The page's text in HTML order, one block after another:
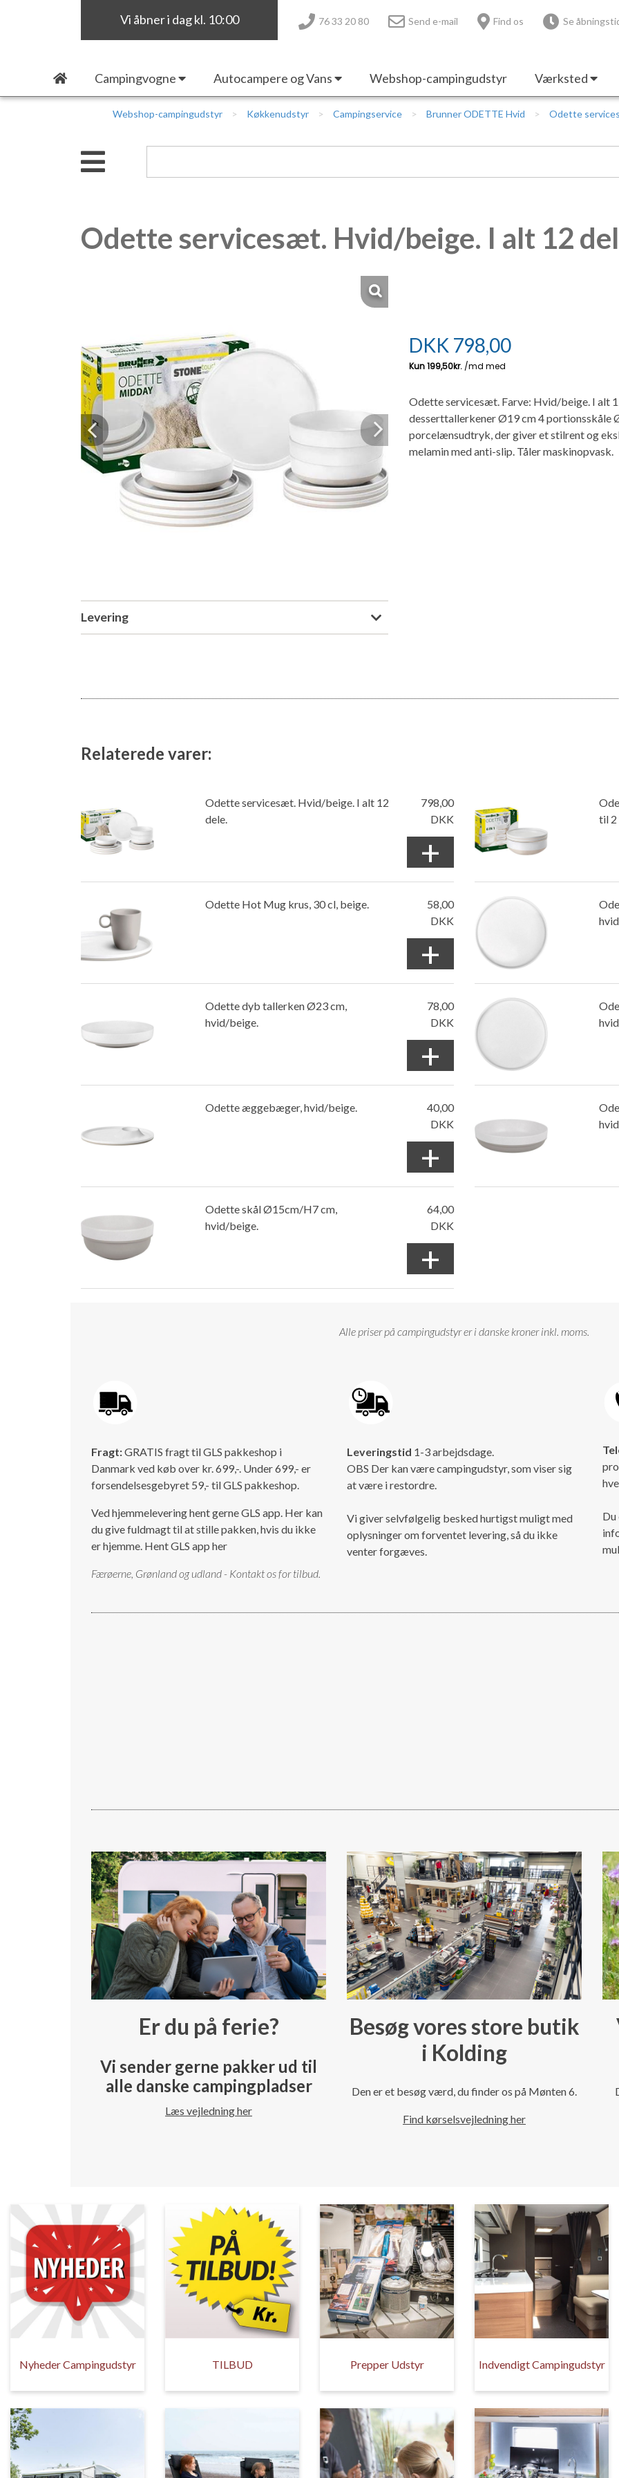
Vi åbner i dag kl. 10:00 76 33 20 80 Send e-mail Find os Se
Campingvogne Autocampere og Vans Webshop-campingudstyr Værksted
Webshop-campingudstyr Køkkenudstyr Campingservice Brunner ODETTE Hvid Odette
Odette servicesæt. Hvid/beige. I alt 12
Previous Next
Levering
DKK 798,00
Odette servicesæt. Farve: Hvid/beige. I alt
desserttallerkener Ø19 cm 4 portionsskåle
porcelænsudtryk, der giver et stilrent og
melamin med anti-slip. Tåler maskinopvask.
Relaterede varer:
Odette servicesæt. Hvid/beige. I alt 12
dele.
798,00
DKK
+
til 2
Odette Hot Mug krus, 30 cl, beige.
58,00
DKK
+
Odette dyb tallerken Ø23 cm,
hvid/beige.
78,00
DKK
+
Odette æggebæger, hvid/beige.
40,00
DKK
+
Odette skål Ø15cm/H7 cm,
hvid/beige.
64,00
DKK
+
Alle priser på campingudstyr er i danske kroner inkl. moms.
Fragt:GRATIS fragt til GLS pakkeshop i
Danmark ved køb over kr. 699,-. Under 699,- er
forsendelsesgebyret 59,- til GLS pakkeshop.
Ved hjemmelevering hent gerne GLS app. Her kan
du give fuldmagt til at stille pakken, hvis du ikke
er hjemme. Hent GLS app her
Færøerne, Grønland og udland - Kontakt os for tilbud.
Leveringstid 1-3 arbejdsdage.
OBS Der kan være campingudstyr, som viser sig
at være i restordre.
Vi giver selvfølgelig besked hurtigst muligt med
oplysninger om forventet levering, så du ikke
venter forgæves.
Du
Er du på ferie?
Vi sender gerne pakker ud til
alle danske campingpladser
Læs vejledning her
Besøg vores store butik
i Kolding
Den er et besøg værd, du finder os på Mønten 6.
Find kørselsvejledning her
Nyheder Campingudstyr TILBUD Prepper Udstyr Indvendigt Campingudstyr